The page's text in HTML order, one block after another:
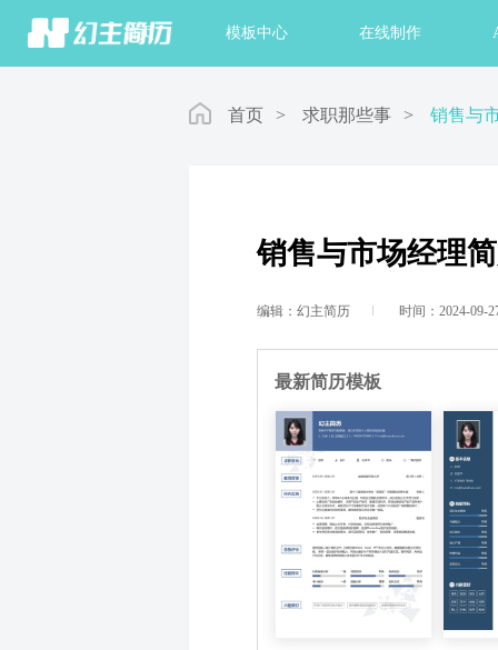
首页 模板中心 在线制作
首页 > 求职那些事 > 销售与
销售与市场经理
编辑：幻主简历 时间：2024-09-
最新简历模板